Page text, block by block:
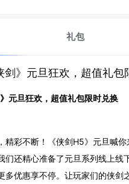
礼包
剑》元旦狂欢，超值礼包
》元旦狂欢，超值礼包限时兑换
精彩不断！《侠剑H5》元旦喊
们还精心准备了元旦系列线上线
多优惠享不停。让玩家们的侠剑